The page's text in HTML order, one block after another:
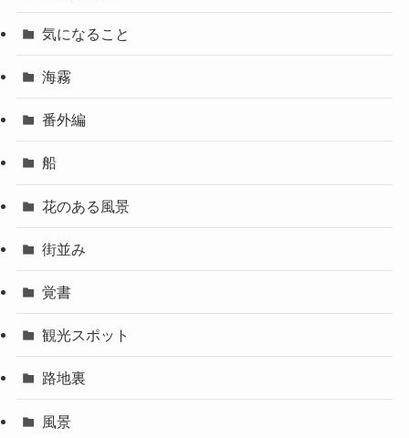
気になること
海霧
番外編
船
花のある風景
街並み
覚書
観光スポット
路地裏
風景